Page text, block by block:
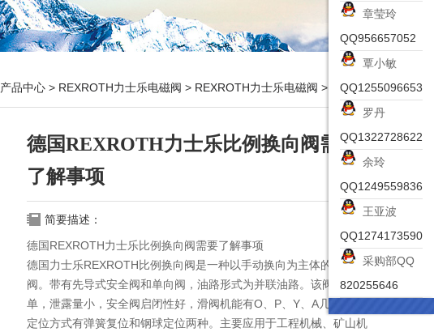
产品中心 > REXROTH力士乐电磁阀 > REXROTH力士乐电磁阀 > 4WRDE25V1-350L-5X/6L24K9/德国REXROTH力士乐比例换向阀需要了解事项
德国REXROTH力士乐比例换向阀需要
了解事项
简要描述：
德国REXROTH力士乐比例换向阀需要了解事项
德国力士乐REXROTH比例换向阀是一种以手动换向为主体的组合
阀。带有先导式安全阀和单向阀，油路形式为并联油路。该阀结构简
单，泄露量小，安全阀启闭性好，滑阀机能有O、P、Y、A几种形式。
定位方式有弹簧复位和钢球定位两种。主要应用于工程机械、矿山机
章莹玲
QQ956657052
覃小敏
QQ1255096653
罗丹
QQ1322728622
余玲
QQ1249559836
王亚波
QQ1274173590
采购部QQ
820255646